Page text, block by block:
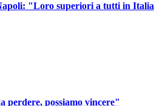
"Loro superiori a tutti in Italia
perdere, possiamo vincere"